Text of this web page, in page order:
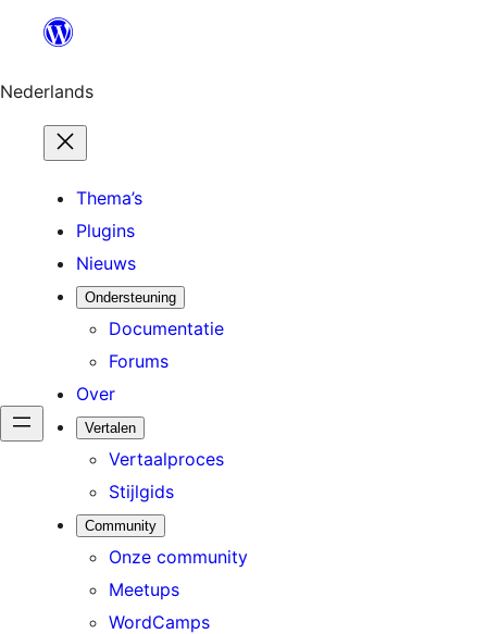
de
Nederlands
Thema’s
Plugins
Nieuws
Ondersteuning
Documentatie
Forums
Over
Vertalen
Vertaalproces
Stijlgids
Community
Onze community
Meetups
WordCamps